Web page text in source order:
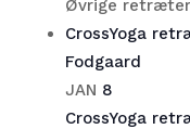
Øvrige
CrossYoga
Fodgaard
JAN 8
CrossYoga